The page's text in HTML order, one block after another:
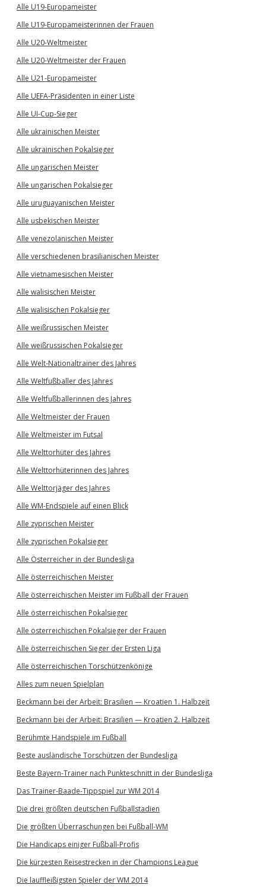
Alle U19-Europameister
Alle U19-Europameisterinnen der Frauen
Alle U20-Weltmeister
Alle U20-Weltmeister der Frauen
Alle U21-Europameister
Alle UEFA-Präsidenten in einer Liste
Alle UI-Cup-Sieger
Alle ukrainischen Meister
Alle ukrainischen Pokalsieger
Alle ungarischen Meister
Alle ungarischen Pokalsieger
Alle uruguayanischen Meister
Alle usbekischen Meister
Alle venezolanischen Meister
Alle verschiedenen brasilianischen Meister
Alle vietnamesischen Meister
Alle walisischen Meister
Alle walisischen Pokalsieger
Alle weißrussischen Meister
Alle weißrussischen Pokalsieger
Alle Welt-Nationaltrainer des Jahres
Alle Weltfußballer des Jahres
Alle Weltfußballerinnen des Jahres
Alle Weltmeister der Frauen
Alle Weltmeister im Futsal
Alle Welttorhüter des Jahres
Alle Welttorhüterinnen des Jahres
Alle Welttorjäger des Jahres
Alle WM-Endspiele auf einen Blick
Alle zyprischen Meister
Alle zyprischen Pokalsieger
Alle Österreicher in der Bundesliga
Alle österreichischen Meister
Alle österreichischen Meister im Fußball der Frauen
Alle österreichischen Pokalsieger
Alle österreichischen Pokalsieger der Frauen
Alle österreichischen Sieger der Ersten Liga
Alle österreichischen Torschützenkönige
Alles zum neuen Spielplan
Beckmann bei der Arbeit: Brasilien — Kroatien 1. Halbzeit
Beckmann bei der Arbeit: Brasilien — Kroatien 2. Halbzeit
Berühmte Handspiele im Fußball
Beste ausländische Torschützen der Bundesliga
Beste Bayern-Trainer nach Punkteschnitt in der Bundesliga
Das Trainer-Baade-Tippspiel zur WM 2014
Die drei größten deutschen Fußballstadien
Die größten Überraschungen bei Fußball-WM
Die Handicaps einiger Fußball-Profis
Die kürzesten Reisestrecken in der Champions League
Die lauffleißigsten Spieler der WM 2014